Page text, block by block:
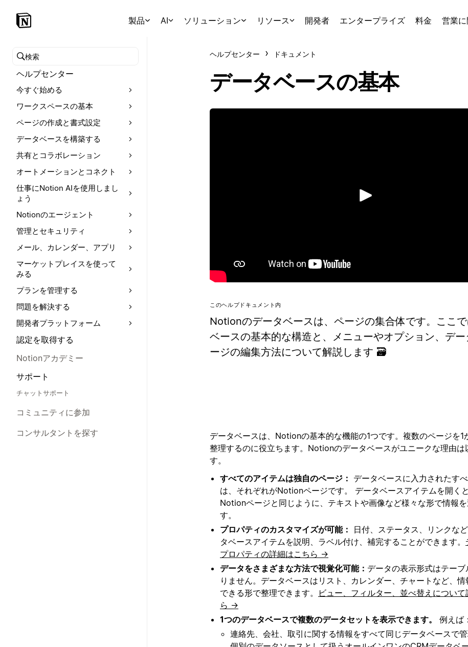
製品 AI ソリューション リソース 開発者 エンタープライズ 料金 営業
ヘルプセンターを検索
ヘルプセンター
今すぐ始める
ワークスペースの基本
ページの作成と書式設定
データベースを構築する
共有とコラボレーション
オートメーションとコネクト
仕事にNotion AIを使用しまし
ょう
Notionのエージェント
管理とセキュリティ
メール、カレンダー、アプリ
マーケットプレイスを使って
みる
プランを管理する
問題を解決する
開発者プラットフォーム
認定を取得する
Notionアカデミー
サポート
チャットサポート
コミュニティに参加
コンサルタントを探す
ヘルプセンター ドキュメント
データベースの基本
再生
このヘルプドキュメント内
Notionのデータベースは、ページの集合体です。ここ
ベースの基本的な構造と、メニューやオプション、デ
ージの編集方法について解説します 🗃
データベースは、Notionの基本的な機能の1つです。複数のページを1
整理するのに役立ちます。Notionのデータベースがユニークな理由は
す。
すべてのアイテムは独自のページ： データベースに入力されたす
は、それぞれがNotionページです。 データベースアイテムを開く
Notionページと同じように、テキストや画像など様々な形で情報を
す。
プロパティのカスタマイズが可能：
日付、ステータス、リンクな
タベースアイテムを説明、ラベル付け、補完することができます。
プロパティの詳細はこちら →
データをさまざまな方法で視覚化可能： データの表示形式はテーブ
りません。データベースはリスト、カレンダー、チャートなど、
できる形で整理できます。
ビュー、フィルター、並べ替えについて
ら →
1つのデータベースで複数のデータセットを表示できます。
例えば：
連絡先、会社、取引に関する情報をすべて同じデータベースで管